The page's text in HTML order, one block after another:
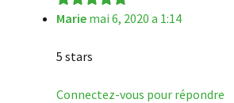
Note5sur 5
Marie mai 6, 2020 a 1:14
5 stars
Connectez-vous pour répondre